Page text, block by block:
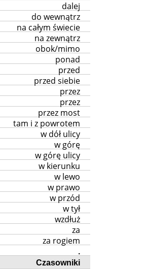
dalej
do wewnątrz
na całym świecie
na zewnątrz
obok/mimo
ponad
przed
przed siebie
przez
przez
przez most
tam i z powrotem
w dół ulicy
w górę
w górę ulicy
w kierunku
w lewo
w prawo
w przód
w tył
wzdłuż
za
za rogiem
.
Czasowniki